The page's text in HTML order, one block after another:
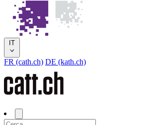
IT
FR (cath.ch) DE (kath.ch)